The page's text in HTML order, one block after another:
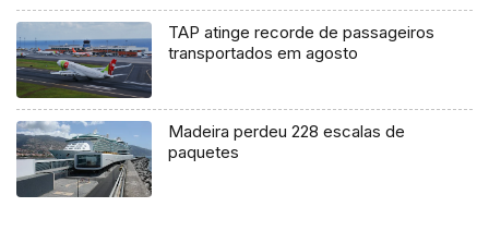
TAP atinge recorde de passageiros
transportados em agosto
Madeira perdeu 228 escalas de
paquetes